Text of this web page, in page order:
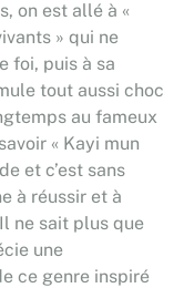
on est allé à «
» qui ne
foi, puis à sa
tout aussi choc
au fameux
« Kayi mun
et c’est sans
à réussir et à
ne sait plus que
une
ce genre inspiré